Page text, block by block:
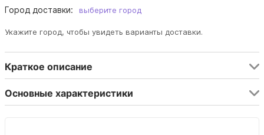
Город доставки: выберите город
Укажите город, чтобы увидеть варианты доставки.
Краткое описание
Основные характеристики